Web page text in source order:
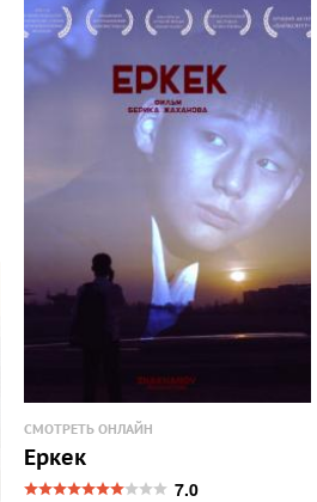
СМОТРЕТЬ ОНЛАЙН
Еркек
7.0